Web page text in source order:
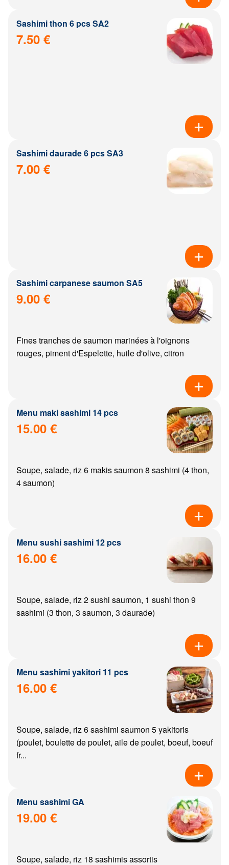
Sashimi thon 6 pcs SA2
7.50 €
Sashimi daurade 6 pcs SA3
7.00 €
Sashimi carpanese saumon SA5
9.00 €
Fines tranches de saumon marinées à l'oignons
rouges, piment d'Espelette, huile d'olive, citron
Menu maki sashimi 14 pcs
15.00 €
Soupe, salade, riz 6 makis saumon 8 sashimi (4 thon,
4 saumon)
Menu sushi sashimi 12 pcs
16.00 €
Soupe, salade, riz 2 sushi saumon, 1 sushi thon 9
sashimi (3 thon, 3 saumon, 3 daurade)
Menu sashimi yakitori 11 pcs
16.00 €
Soupe, salade, riz 6 sashimi saumon 5 yakitoris
(poulet, boulette de poulet, aile de poulet, boeuf, boeuf
fr...
Menu sashimi GA
19.00 €
Soupe, salade, riz 18 sashimis assortis